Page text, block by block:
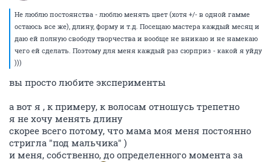
Не люблю постоянства - люблю менять цвет (хотя +/- в одной гамме
остаюсь все же), длину, форму и т.д. Посещаю мастера каждый месяц и
даю ей полную свободу творчества и вообще не вникаю и не намекаю
чего ей сделать. Поэтому для меня каждый раз сюрприз - какой я уйду
)))
вы просто любите эксперименты
а вот я , к примеру, к волосам отношусь трепетно
я не хочу менять длину
скорее всего потому, что мама моя меня постоянно
стригла "под мальчика" )
и меня, собственно, до определенного момента за